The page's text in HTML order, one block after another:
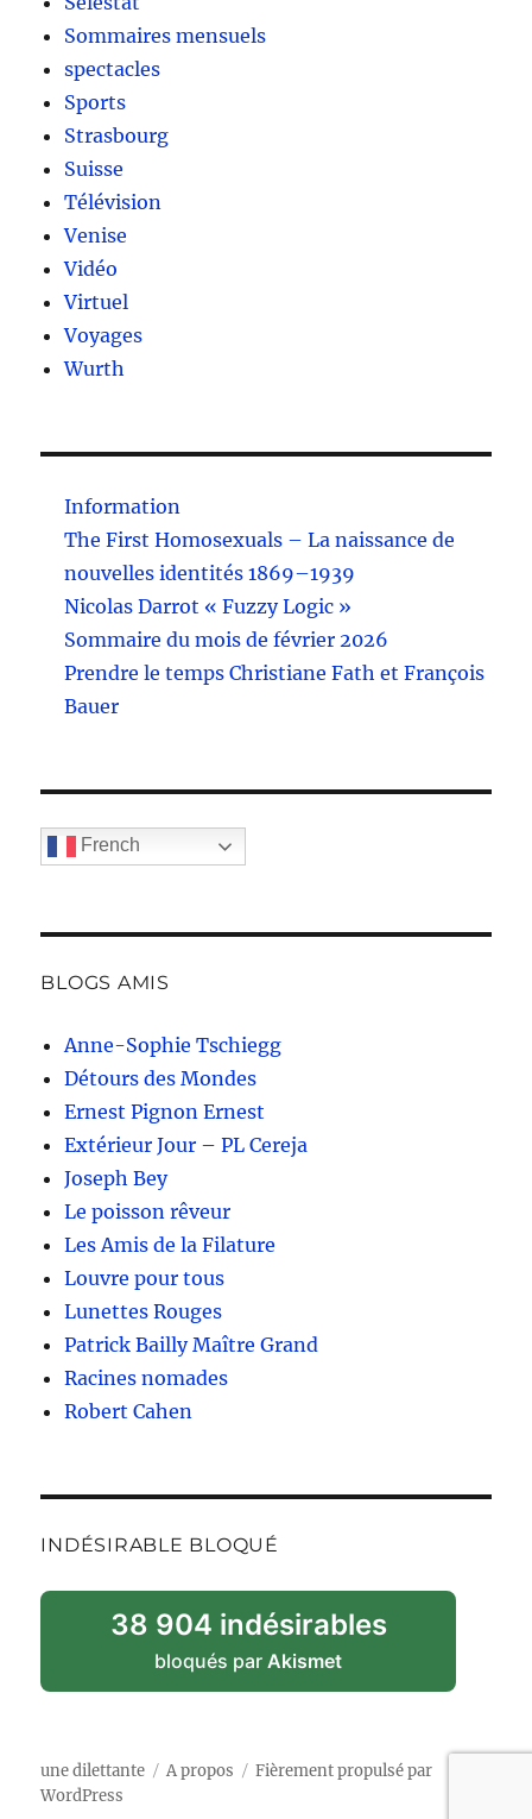
Sommaires mensuels
spectacles
Sports
Strasbourg
Suisse
Télévision
Venise
Vidéo
Virtuel
Voyages
Wurth
Information
The First Homosexuals – La naissance de
nouvelles identités 1869–1939
Nicolas Darrot « Fuzzy Logic »
Sommaire du mois de février 2026
Prendre le temps Christiane Fath et François
Bauer
French
BLOGS AMIS
Anne-Sophie Tschiegg
Détours des Mondes
Ernest Pignon Ernest
Extérieur Jour – PL Cereja
Joseph Bey
Le poisson rêveur
Les Amis de la Filature
Louvre pour tous
Lunettes Rouges
Patrick Bailly Maître Grand
Racines nomades
Robert Cahen
INDÉSIRABLE BLOQUÉ
38 904 indésirables
bloqués parAkismet
une dilettante A propos
Fièrement propulsé par
WordPress